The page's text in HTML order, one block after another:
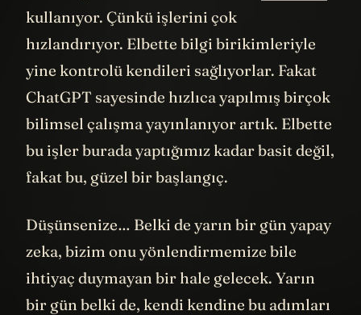
simülasyonları hazırlarken artık
kullanıyor. Çünkü işlerini çok
hızlandırıyor. Elbette bilgi birikimleriyle
yine kontrolü kendileri sağlıyorlar. Fakat
ChatGPT sayesinde hızlıca yapılmış birçok
bilimsel çalışma yayınlanıyor artık. Elbette
bu işler burada yaptığımız kadar basit değil,
Düşünsenize… Belki de yarın bir gün yapay
zeka, bizim onu yönlendirmemize bile
ihtiyaç duymayan bir hale gelecek. Yarın